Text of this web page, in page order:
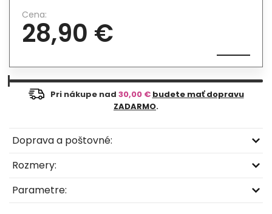
Cena:
28,90 €
Pri nákupe nad 30,00 € budete mať dopravu
ZADARMO.
Doprava a poštovné:
Rozmery:
Parametre: